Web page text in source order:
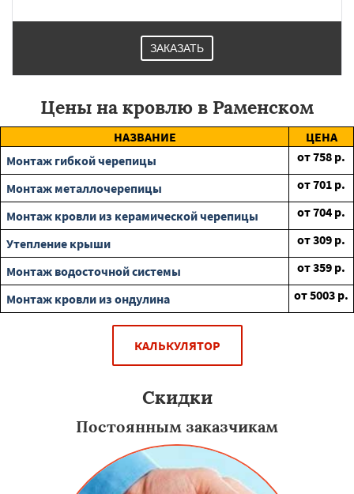
ЗАКАЗАТЬ
Цены на кровлю в Раменском
НАЗВАНИЕ
ЦЕНА
Монтаж гибкой черепицы
от758 р.
Монтаж металлочерепицы
от701 р.
Монтаж кровли из керамической черепицы
от704 р.
Утепление крыши
от309 р.
Монтаж водосточной системы
от359 р.
Монтаж кровли из ондулина
от5003 р.
КАЛЬКУЛЯТОР
Скидки
Постоянным заказчикам